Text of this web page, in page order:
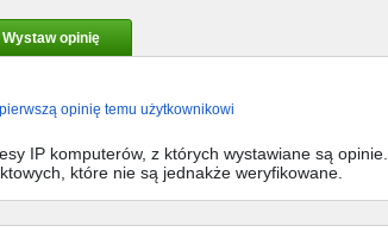
Wystaw opinię
opinię temu użytkownikowi
IP komputerów, z których wystawiane są opinie.
które nie są jednakże weryfikowane.